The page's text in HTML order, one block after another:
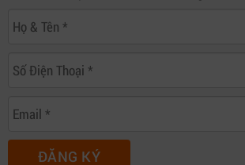
ĐĂNG KÝ